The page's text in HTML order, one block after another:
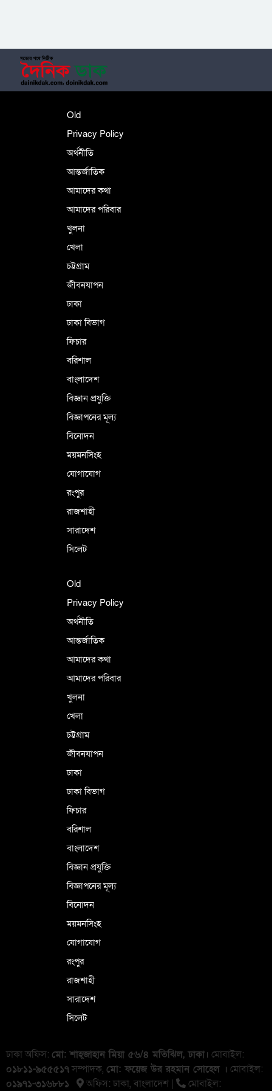
Old
Privacy Policy
অর্থনীতি
আন্তর্জাতিক
আমাদের কথা
আমাদের পরিবার
খুলনা
খেলা
চট্টগ্রাম
জীবনযাপন
ঢাকা
ঢাকা বিভাগ
ফিচার
বরিশাল
বাংলাদেশ
বিজ্ঞান প্রযুক্তি
বিজ্ঞাপনের মূল্য
বিনোদন
ময়মনসিংহ
যোগাযোগ
রংপুর
রাজশাহী
সারাদেশ
সিলেট
Old
Privacy Policy
অর্থনীতি
আন্তর্জাতিক
আমাদের কথা
আমাদের পরিবার
খুলনা
খেলা
চট্টগ্রাম
জীবনযাপন
ঢাকা
ঢাকা বিভাগ
ফিচার
বরিশাল
বাংলাদেশ
বিজ্ঞান প্রযুক্তি
বিজ্ঞাপনের মূল্য
বিনোদন
ময়মনসিংহ
যোগাযোগ
রংপুর
রাজশাহী
সারাদেশ
সিলেট
ঢাকা অফিস: মো: শাহ্জাহান মিয়া ৫৬/৪ মতিঝিল, ঢাকা। মোবাইল:
০১৮১১-৯৫৫৫১৭সম্পাদক, মো: ফয়েজ উর রহমান সোহেল । মোবাইল:
০১৯৭১-৩১৬৮৮১
অফিস: ঢাকা, বাংলা‌দেশ | মোবাইল: